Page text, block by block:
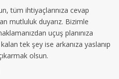
tüm ihtiyaçlarınıza cevap
mutluluk duyarız. Bizimle
uçuş planınıza
tek şey ise arkanıza yaslanıp
olsun.